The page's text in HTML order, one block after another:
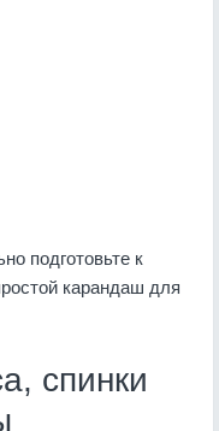
подготовьте к
карандаш для
спинки